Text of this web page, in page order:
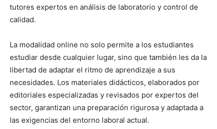
tutores expertos en análisis de laboratorio y control de
calidad.
La modalidad online no solo permite a los estudiantes
estudiar desde cualquier lugar, sino que también les da la
libertad de adaptar el ritmo de aprendizaje a sus
necesidades. Los materiales didácticos, elaborados por
editoriales especializadas y revisados por expertos del
sector, garantizan una preparación rigurosa y adaptada a
las exigencias del entorno laboral actual.